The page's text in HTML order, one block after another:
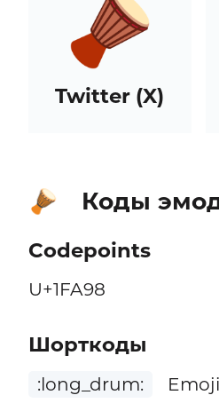
Twitter (X)
🪘 Коды
Codepoints
U+1FA98
Шорткоды
:long_drum: